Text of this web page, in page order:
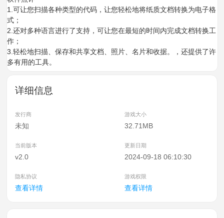
1.可让您扫描各种类型的代码，让您轻松地将纸质文档转换为电子格
式；
2.还对多种语言进行了支持，可让您在最短的时间内完成文档转换工
作；
3.轻松地扫描、保存和共享文档、照片、名片和收据。，还提供了许
多有用的工具。
详细信息
发行商 游戏大小
未知 32.71MB
当前版本 更新日期
v2.0 2024-09-18 06:10:30
隐私协议 游戏权限
查看详情 查看详情